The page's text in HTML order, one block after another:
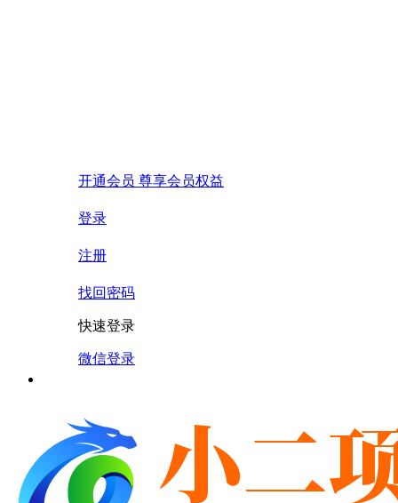
开通会员 尊享会员权益
登录
注册
找回密码
快速登录
微信登录